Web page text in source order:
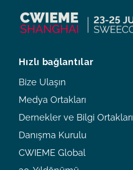
Hızlı bağlantılar
Bize Ulaşın
Medya Ortakları
Dernekler ve Bilgi Ortakları
Danışma Kurulu
CWIEME Global